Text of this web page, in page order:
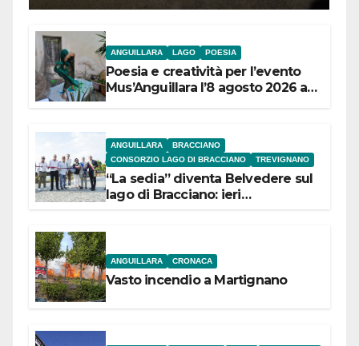
ANGUILLARA LAGO POESIA
Poesia e creatività per l’evento
Mus’Anguillara l’8 agosto 2026 al
ANGUILLARA
BRACCIANO
CONSORZIO LAGO DI BRACCIANO
TREVIGNANO
“La sedia” diventa Belvedere sul
lago di Bracciano: ieri
ANGUILLARA CRONACA
Vasto incendio a Martignano